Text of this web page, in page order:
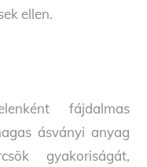
ellen.
fájdalmas
ásványi anyag
gyakoriságát,